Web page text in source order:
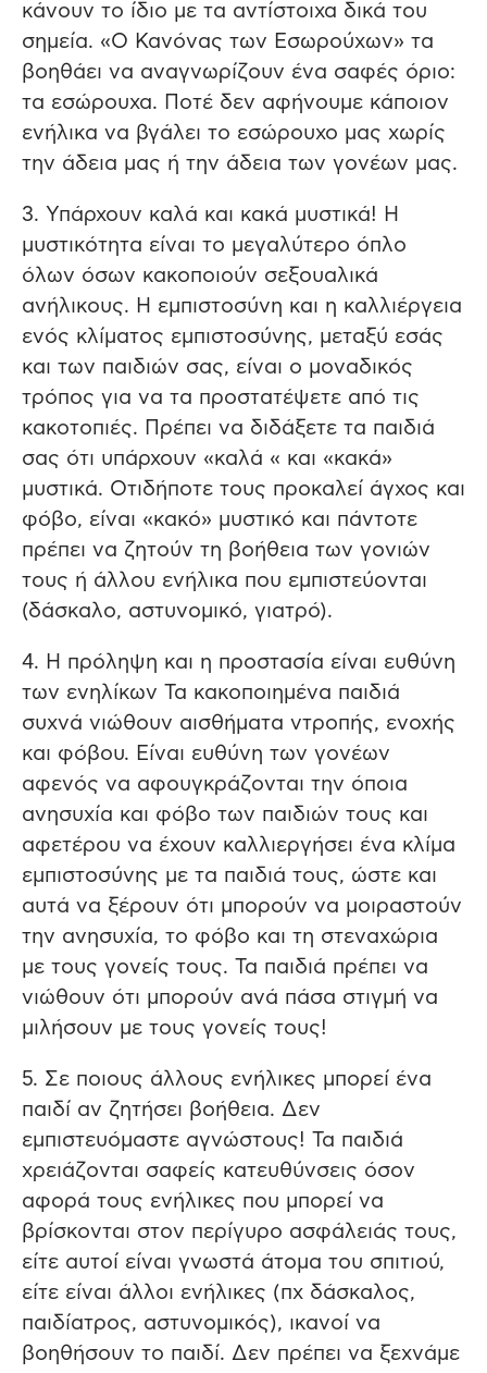
κάνουν το ίδιο με τα αντίστοιχα δικά του
σημεία. «Ο Κανόνας των Εσωρούχων» τα
βοηθάει να αναγνωρίζουν ένα σαφές όριο:
τα εσώρουχα. Ποτέ δεν αφήνουμε κάποιον
ενήλικα να βγάλει το εσώρουχο μας χωρίς
την άδεια μας ή την άδεια των γονέων μας.
3. Υπάρχουν καλά και κακά μυστικά! Η
μυστικότητα είναι το μεγαλύτερο όπλο
όλων όσων κακοποιούν σεξουαλικά
ανήλικους. Η εμπιστοσύνη και η καλλιέργεια
ενός κλίματος εμπιστοσύνης, μεταξύ εσάς
και των παιδιών σας, είναι ο μοναδικός
τρόπος για να τα προστατέψετε από τις
κακοτοπιές. Πρέπει να διδάξετε τα παιδιά
σας ότι υπάρχουν «καλά « και «κακά»
μυστικά. Οτιδήποτε τους προκαλεί άγχος και
φόβο, είναι «κακό» μυστικό και πάντοτε
πρέπει να ζητούν τη βοήθεια των γονιών
τους ή άλλου ενήλικα που εμπιστεύονται
(δάσκαλο, αστυνομικό, γιατρό).
4. Η πρόληψη και η προστασία είναι ευθύνη
των ενηλίκων Τα κακοποιημένα παιδιά
συχνά νιώθουν αισθήματα ντροπής, ενοχής
και φόβου. Είναι ευθύνη των γονέων
αφενός να αφουγκράζονται την όποια
ανησυχία και φόβο των παιδιών τους και
αφετέρου να έχουν καλλιεργήσει ένα κλίμα
εμπιστοσύνης με τα παιδιά τους, ώστε και
αυτά να ξέρουν ότι μπορούν να μοιραστούν
την ανησυχία, το φόβο και τη στεναχώρια
με τους γονείς τους. Τα παιδιά πρέπει να
νιώθουν ότι μπορούν ανά πάσα στιγμή να
μιλήσουν με τους γονείς τους!
5. Σε ποιους άλλους ενήλικες μπορεί ένα
παιδί αν ζητήσει βοήθεια. Δεν
εμπιστευόμαστε αγνώστους! Τα παιδιά
χρειάζονται σαφείς κατευθύνσεις όσον
αφορά τους ενήλικες που μπορεί να
βρίσκονται στον περίγυρο ασφάλειάς τους,
είτε αυτοί είναι γνωστά άτομα του σπιτιού,
είτε είναι άλλοι ενήλικες (πχ δάσκαλος,
παιδίατρος, αστυνομικός), ικανοί να
βοηθήσουν το παιδί. Δεν πρέπει να ξεχνάμε